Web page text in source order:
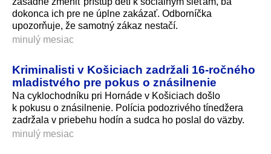
dokonca ich pre ne úplne zakázať. Odborníčka
upozorňuje, že samotný zákaz nestačí.
minulý mesiac
Kriminalisti v Košiciach zadržali 16-ročného
mladistvého pre pokus o znásilnenie
Na cyklochodníku pri Hornáde v Košiciach došlo
k pokusu o znásilnenie. Polícia podozrivého tínedžera
zadržala v priebehu hodín a sudca ho poslal do väzby.
minulý mesiac